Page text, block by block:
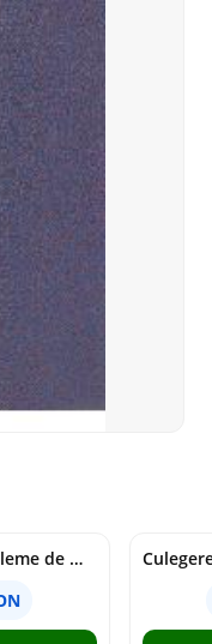
Culegere de probleme de matematica - Clasa 6 - Ioana Monalisa Manea, Cristina Neagoe